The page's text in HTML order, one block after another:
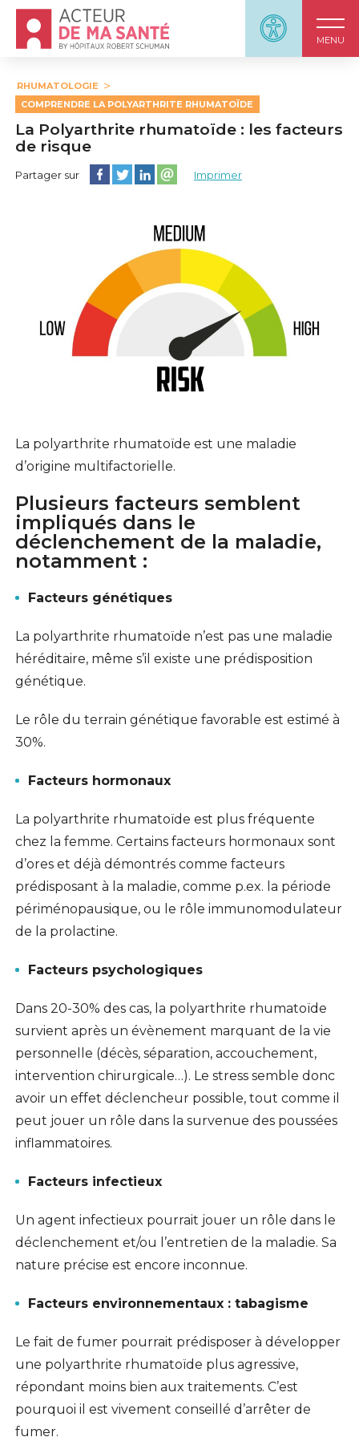
Panneau
MENU
Accueil - Acteur de ma santé, by HôpitauxRobert
RHUMATOLOGIE
COMPRENDRE LA POLYARTHRITE RHUMATOÏDE
La Polyarthrite rhumatoïde : les facteurs
de risque
Partager sur Partager cette page sur Facebook
Partager cette page sur Twitter
Partager cette page sur LinkedIn
Partager cette page sur email
Imprimer
La polyarthrite rhumatoïde est une maladie
d’origine multifactorielle.
Plusieurs facteurs semblent
impliqués dans le
déclenchement de la maladie,
notamment :
Facteurs génétiques
La polyarthrite rhumatoïde n’est pas une maladie
héréditaire, même s’il existe une prédisposition
génétique.
Le rôle du terrain génétique favorable est estimé à
30%.
Facteurs hormonaux
La polyarthrite rhumatoïde est plus fréquente
chez la femme. Certains facteurs hormonaux sont
d’ores et déjà démontrés comme facteurs
prédisposant à la maladie, comme p.ex. la période
périménopausique, ou le rôle immunomodulateur
de la prolactine.
Facteurs psychologiques
Dans 20-30% des cas, la polyarthrite rhumatoïde
survient après un évènement marquant de la vie
personnelle (décès, séparation, accouchement,
intervention chirurgicale…). Le stress semble donc
avoir un effet déclencheur possible, tout comme il
peut jouer un rôle dans la survenue des poussées
inflammatoires.
Facteurs infectieux
Un agent infectieux pourrait jouer un rôle dans le
déclenchement et/ou l’entretien de la maladie. Sa
nature précise est encore inconnue.
Facteurs environnementaux : tabagisme
Le fait de fumer pourrait prédisposer à développer
une polyarthrite rhumatoïde plus agressive,
répondant moins bien aux traitements. C’est
pourquoi il est vivement conseillé d’arrêter de
fumer.